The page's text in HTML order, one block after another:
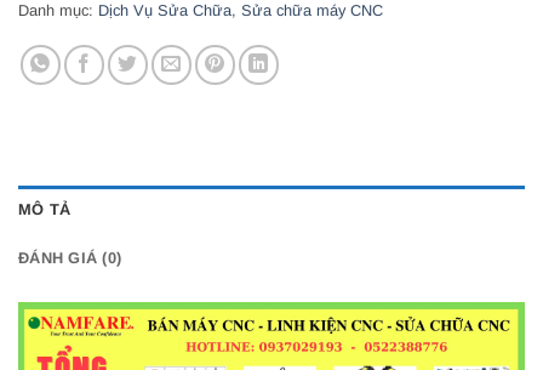
Danh mục: Dịch Vụ Sửa Chữa, Sửa chữa máy CNC
MÔ TẢ
ĐÁNH GIÁ (0)